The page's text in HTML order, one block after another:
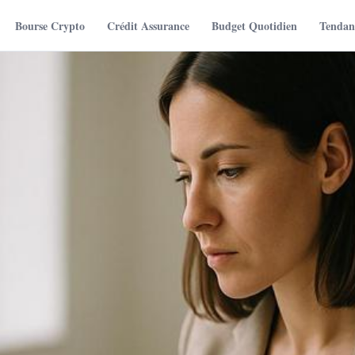
Bourse Crypto Crédit Assurance Budget Quotidien